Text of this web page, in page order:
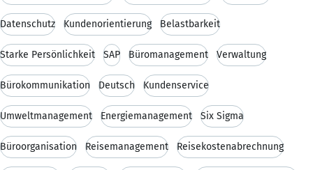
Datenschutz Kundenorientierung Belastbarkeit
Starke Persönlichkeit SAP Büromanagement Verwaltung
Bürokommunikation Deutsch Kundenservice
Umweltmanagement Energiemanagement Six Sigma
Büroorganisation Reisemanagement Reisekostenabrechnung